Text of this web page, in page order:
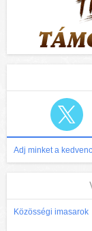
Adj minket a
Közösségi imasarok